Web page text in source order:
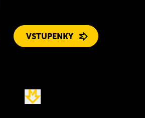
VSTUPENKY